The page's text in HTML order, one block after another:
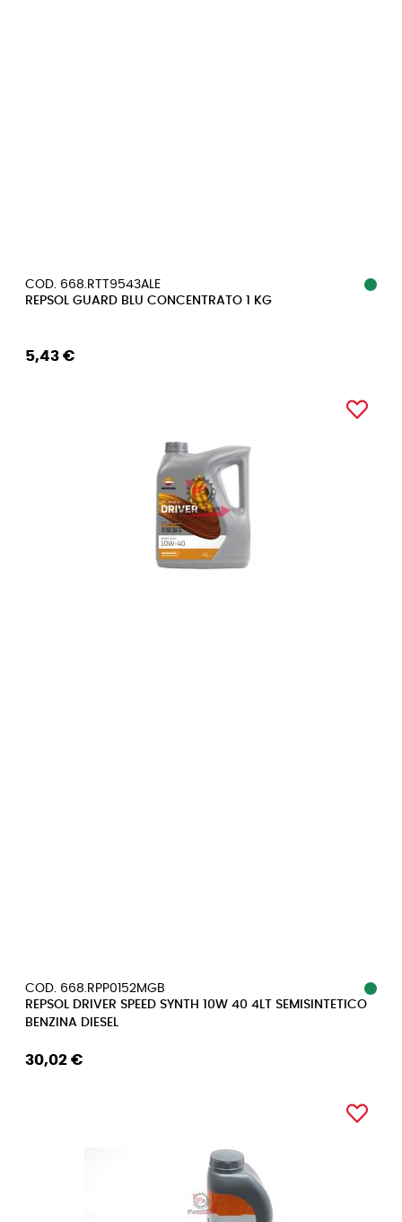
COD. 668.RTT9543ALE
REPSOL GUARD BLU CONCENTRATO 1 KG
5,43 €
COD. 668.RPP0152MGB
REPSOL DRIVER SPEED SYNTH 10W 40 4LT SEMISINTETICO
BENZINA DIESEL
30,02 €